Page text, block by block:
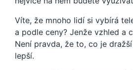
Víte, že mnoho lidí si vybírá
a podle ceny? Jenže vzhled a
Není pravda, že to, co je
lepší.